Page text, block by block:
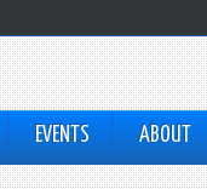
EVENTS ABOUT